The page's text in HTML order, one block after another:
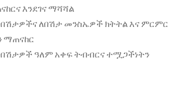
እንደገና ማሻሻል
በሽታዎችና ለበሽታ መንስኤዎች ክትትል እና ምርምር
በሽታዎች ዓለም አቀፍ ትብብርና ተሟጋችነትን